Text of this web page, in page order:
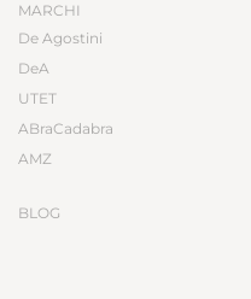
MARCHI
De Agostini
DeA
UTET
ABraCadabra
AMZ
BLOG